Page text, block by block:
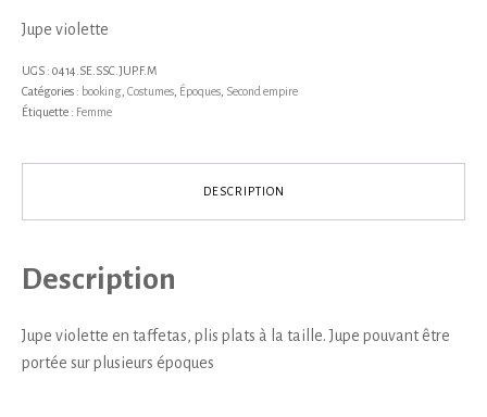
Jupe violette
UGS : 0414.SE.SSC.JUP.F.M
Catégories : booking Costumes Époques Second empire
Étiquette : Femme
DESCRIPTION
Description
Jupe violette en taffetas, plis plats à la taille. Jupe pouvant être
portée sur plusieurs époques